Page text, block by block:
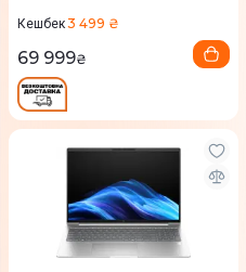
Кешбек3 499 ₴
69 999₴